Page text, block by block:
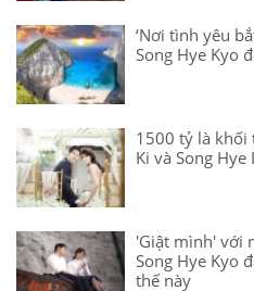
‘Nơi tình yêu
Song Hye Kyo
1500 tỷ là khối
Ki và Song
'Giật mình' với
Song Hye Kyo
thế này